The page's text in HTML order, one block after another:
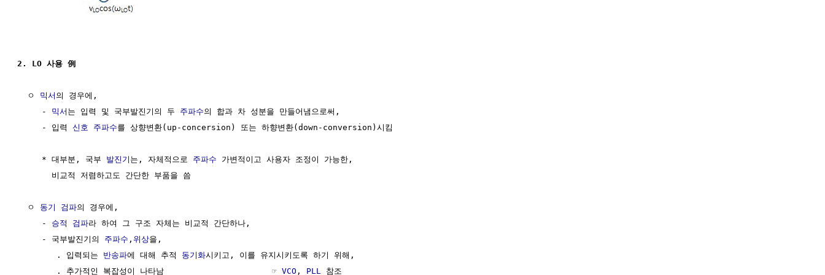
2. LO 사용 例
  ㅇ
믹서 의 경우에,
     -
믹서 는 입력 및 국부발진기의 두 주파수의 합과 차 성분을 만들어냄으로써,
     - 입력
신호 주파수를 상향변환(up-concersion) 또는 하향변환(down-conversion)시킴
     * 대부분, 국부
발진기 는, 자체적으로 주파수 가변적이고 사용자 조정이 가능한,
       비교적 저렴하고도 간단한 부품을 씀
  ㅇ
동기 검파의 경우에,
     -
승적 검파라 하여 그 구조 자체는 비교적 간단하나,
     - 국부발진기의
주파수 , 위상을,
        . 입력되는
반송파에 대해 추적 동기화시키고, 이를 유지시키도록 하기 위해,
        . 추가적인 복잡성이 나타남                      ☞
VCO , PLL 참조